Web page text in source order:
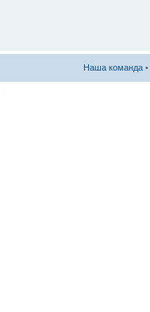
Наша команда •